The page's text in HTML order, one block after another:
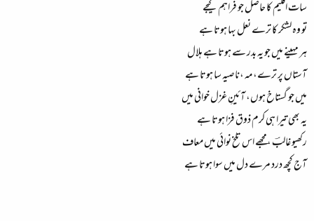
سات اقلیم کا حاصل جو فراہم کیجے
تو وہ لشکر کا ترے نعل بہا ہوتا ہے
ہر مہینے میں جو یہ بدر سے ہوتا ہے ہلال
آستاں پر ترے، مہ ،ناصیہ سا ہوتا ہے
میں جو گستاخ ہوں، آئینِ غزل خوانی میں
یہ بھی تیرا ہی کرم ذوق فزا ہوتا ہے
رکھیو غالبؔ ،مجھے اس تلخ نوائی میں معاف
آج کچھ درد مرے دل میں سوا ہوتا ہے